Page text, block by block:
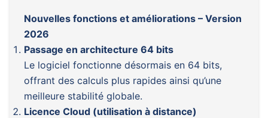
Nouvelles fonctions et améliorations – Version
2026
Passage en architecture 64 bits
Le logiciel fonctionne désormais en 64 bits,
offrant des calculs plus rapides ainsi qu’une
meilleure stabilité globale.
Licence Cloud (utilisation à distance)